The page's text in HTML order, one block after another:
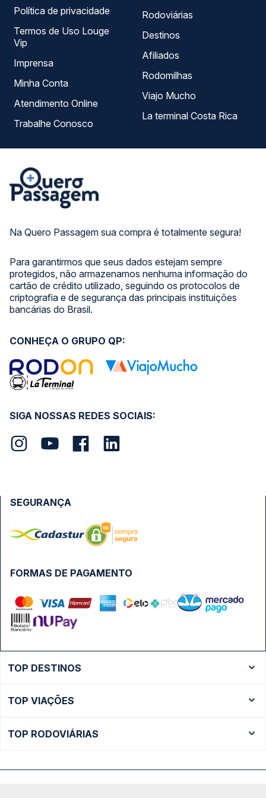
Na Quero Passagem sua compra é totalmente segura!
Para garantirmos que seus dados estejam sempre
protegidos, não armazenamos nenhuma informação do
cartão de crédito utilizado, seguindo os protocolos de
criptografia e de segurança das principais instituições
bancárias do Brasil.
Política de privacidade
Termos de Uso Louge
Vip
Imprensa
Minha Conta
Atendimento Online
Trabalhe Conosco
Rodoviárias
Destinos
Afiliados
Rodomilhas
Viajo Mucho
La terminal Costa Rica
SIGA NOSSAS REDES SOCIAIS:
CONHEÇA O GRUPO QP:
FORMAS DE PAGAMENTO
SEGURANÇA
TOP DESTINOS
Ônibus São Paulo
TOP VIAÇÕES
TOP RODOVIÁRIAS